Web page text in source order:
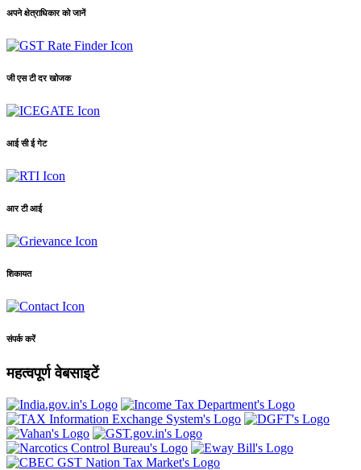
अपने क्षेत्राधिकार को जानें
जी एस टी दर खोजक
आई सी ई गेट
आर टी आई
शिकायत
संपर्क करें
महत्वपूर्ण वेबसाइटें